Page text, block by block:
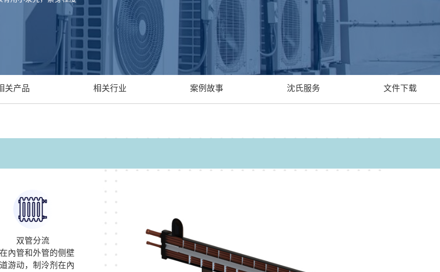
关产品 相关行业 案例故事 沈氏服务 文件下载
双管分流
內管和外管的侧壁
游动，制泠剂在內